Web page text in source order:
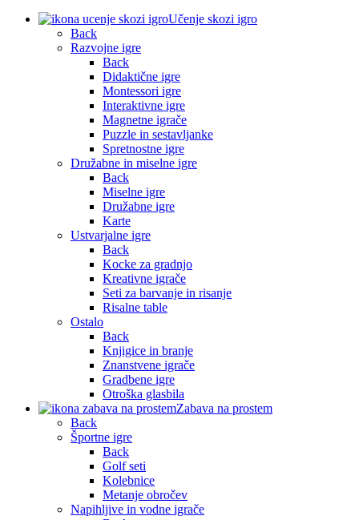
Učenje skozi igro
Back
Razvojne igre
Back
Didaktične igre
Montessori igre
Interaktivne igre
Magnetne igrače
Puzzle in sestavljanke
Spretnostne igre
Družabne in miselne igre
Back
Miselne igre
Družabne igre
Karte
Ustvarjalne igre
Back
Kocke za gradnjo
Kreativne igrače
Seti za barvanje in risanje
Risalne table
Ostalo
Back
Knjigice in branje
Znanstvene igrače
Gradbene igre
Otroška glasbila
Zabava na prostem
Back
Športne igre
Back
Golf seti
Kolebnice
Metanje obročev
Napihljive in vodne igrače